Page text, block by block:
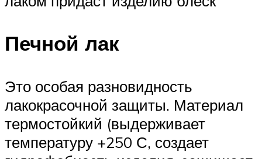
Печной лак
Это особая разновидность
лакокрасочной защиты. Материал
термостойкий (выдерживает
температуру +250 С, создает